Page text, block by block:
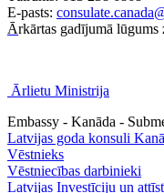
E-pasts:
Ārkārtas gadījumā
Ārlietu Ministrija
Embassy - Kanāda -
Latvijas goda konsuli
Vēstnieks
Vēstniecības darbinieki
Latvijas Investīciju un